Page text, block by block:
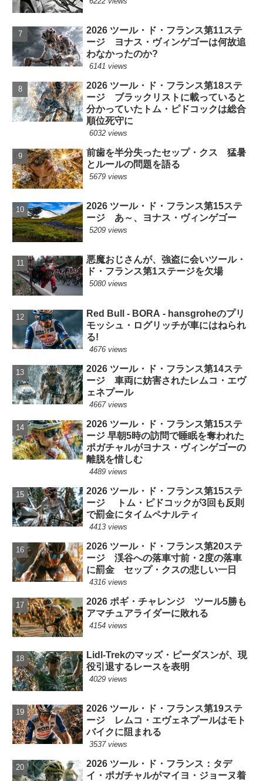
2026 ツール・ド・フランス第11ステ
ージ ヨナス・ヴィンゲゴーは何故追
わなかったのか?
6141 views
2026 ツール・ド・フランス第18ステ
ージ ブラックリストに載っていると
分かっていたトム・ピドコックは総合
順位死守に
6032 views
前歯を半分失ったセップ・クス 猛暑
とルールの問題を語る
5679 views
2026 ツール・ド・フランス第15ステ
ージ あ～、ヨナス・ヴィンゲゴー
5209 views
悪魔おじさんが、強盗に会いツール・
ド・フランス第1ステージを欠場
5080 views
Red Bull - BORA - hansgroheのプリ
モッシュ・ログリッチが車にはねられ
る!
4676 views
2026 ツール・ド・フランス第14ステ
ージ 車両に妨害されたレムコ・エヴ
ェネプール
4667 views
2026 ツール・ド・フランス第15ステ
ージ 早朝5時の訪問で睡眠を奪われた
ポガチャルがヨナス・ヴィンゲゴーの
離脱を惜しむ
4489 views
2026 ツール・ド・フランス第15ステ
ージ トム・ピドコックが3回も反則
で罰金にタイムペナルティ
4413 views
2026 ツール・ド・フランス第20ステ
ージ 渓谷への落車寸前・2度の落車
に罰金 セップ・クスの悲しい一日
4316 views
2026 ポギ・チャレンジ ツール5勝も
アマチュアライダーに敗れる
4154 views
Lidl-Trekのマッズ・ピーダスンが、現
役引退するレースを表明
4029 views
2026 ツール・ド・フランス第19ステ
ージ レムコ・エヴェネプールはモト
バイクに阻まれる
3537 views
2026 ツール・ド・フランス：タデ
イ・ポガチャルがマイヨ・ジョーヌ着